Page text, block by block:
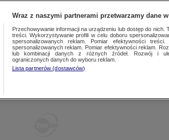
ULICE TVN24 GO KULTURA
Wraz z naszymi partnerami przetwarzamy dane
Przechowywanie informacji na urządzeniu lub dostęp do nich.
treści. Wykorzystywanie profili w celu doboru
spersonalizowanych reklam. Pomiar efektywności
spersonalizowanych reklam. Pomiar efektywności reklam.
lub kombinacji danych z różnych źródeł. Rozwój i
ograniczonych danych do wyboru reklam.
Lista partnerów (dostawców)